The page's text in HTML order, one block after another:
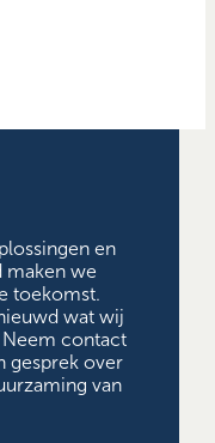
en
maken we
toekomst.
wat wij
contact
gesprek over
van